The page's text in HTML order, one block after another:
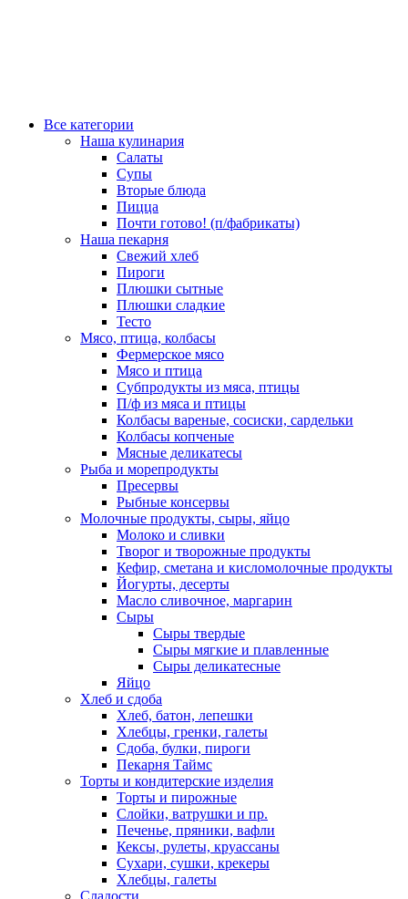
Все категории
Наша кулинария
Салаты
Супы
Вторые блюда
Пицца
Почти готово! (п/фабрикаты)
Наша пекарня
Свежий хлеб
Пироги
Плюшки сытные
Плюшки сладкие
Тесто
Мясо, птица, колбасы
Фермерское мясо
Мясо и птица
Субпродукты из мяса, птицы
П/ф из мяса и птицы
Колбасы вареные, сосиски, сардельки
Колбасы копченые
Мясные деликатесы
Рыба и морепродукты
Пресервы
Рыбные консервы
Молочные продукты, сыры, яйцо
Молоко и сливки
Творог и творожные продукты
Кефир, сметана и кисломолочные продукты
Йогурты, десерты
Масло сливочное, маргарин
Сыры
Сыры твердые
Сыры мягкие и плавленные
Сыры деликатесные
Яйцо
Хлеб и сдоба
Хлеб, батон, лепешки
Хлебцы, гренки, галеты
Сдоба, булки, пироги
Пекарня Таймс
Торты и кондитерские изделия
Торты и пирожные
Слойки, ватрушки и пр.
Печенье, пряники, вафли
Кексы, рулеты, круассаны
Сухари, сушки, крекеры
Хлебцы, галеты
Сладости